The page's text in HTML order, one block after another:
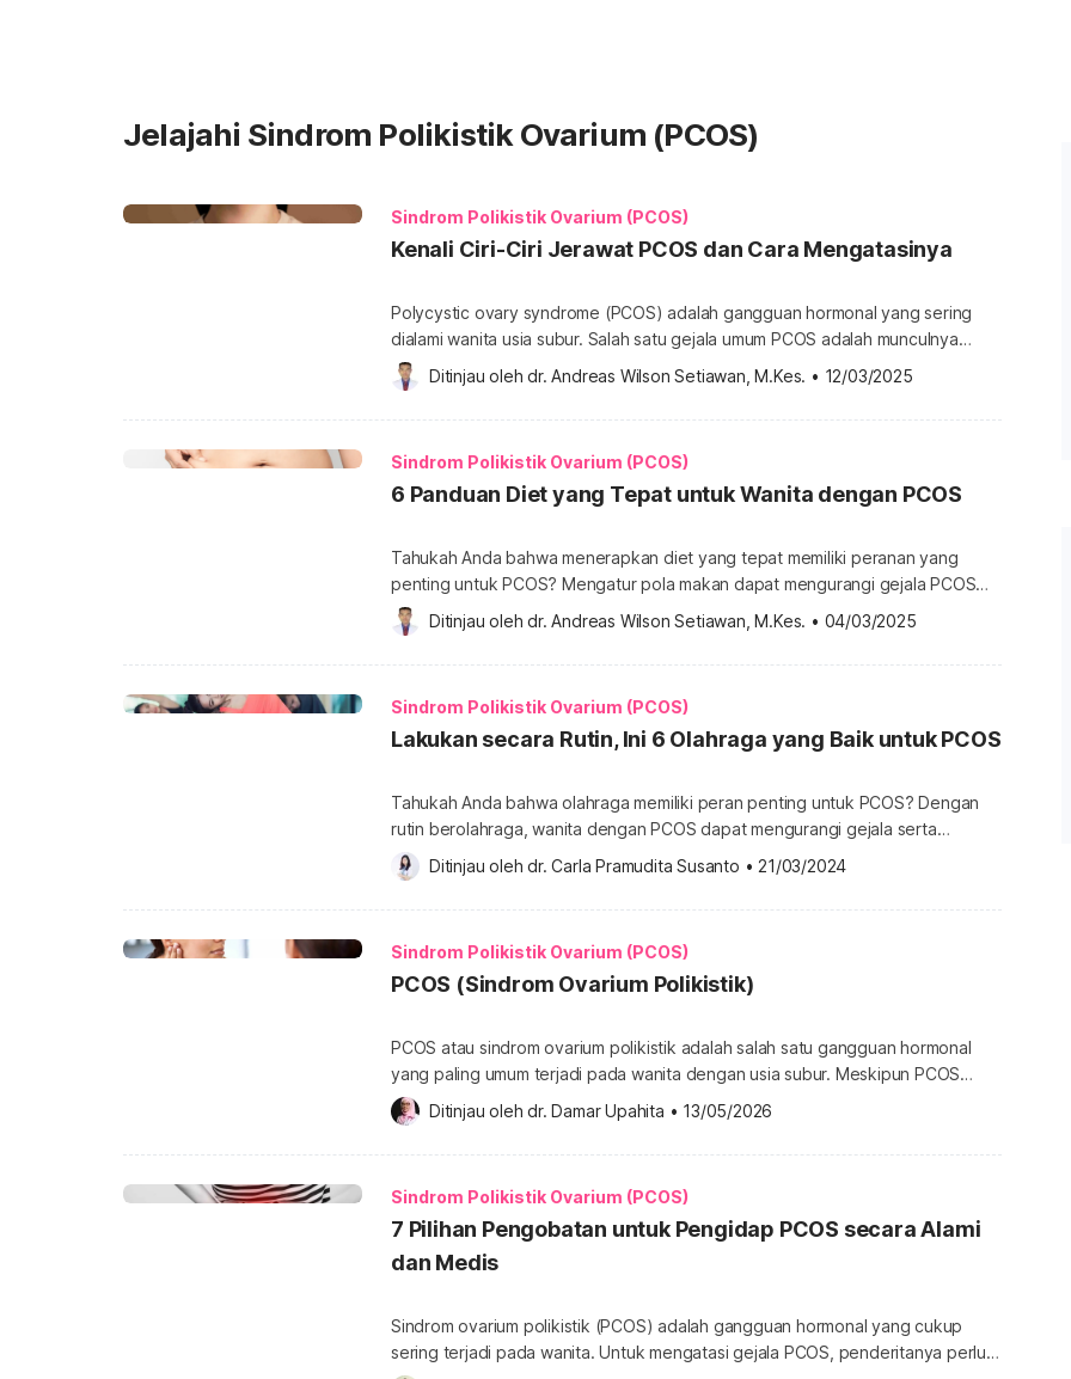
Jelajahi Sindrom Polikistik Ovarium (PCOS)
Sindrom Polikistik Ovarium (PCOS)
Kenali Ciri-Ciri Jerawat PCOS dan Cara Mengatasinya
Polycystic ovary syndrome (PCOS) adalah gangguan hormonal yang sering
dialami wanita usia subur. Salah satu gejala umum PCOS adalah munculnya
jerawat yang sulit diatasi. Jerawat akibat PCOS biasanya lebih parah
dibandingkan jerawat biasa karena dipengaruhi oleh ketidakseimbangan
hormon androgen dalam tubuh. Untuk memahami lebih lanjut, berikut adalah
Ditinjau oleh dr. Andreas Wilson Setiawan, M.Kes. • 12/03/2025
Sindrom Polikistik Ovarium (PCOS)
6 Panduan Diet yang Tepat untuk Wanita dengan PCOS
Tahukah Anda bahwa menerapkan diet yang tepat memiliki peranan yang
penting untuk PCOS? Mengatur pola makan dapat mengurangi gejala PCOS
serta meningkatkan kesehatan secara keseluruhan. Simak panduan diet yang
tepat untuk penderita PCOS berikut. Panduan diet untuk PCOS Sindrom
ovarium polikistik (PCOS) adalah kondisi ketika wanita mengalami peningkatan
masalah […]
Ditinjau oleh dr. Andreas Wilson Setiawan, M.Kes. • 04/03/2025
Sindrom Polikistik Ovarium (PCOS)
Lakukan secara Rutin, Ini 6 Olahraga yang Baik untuk PCOS
Tahukah Anda bahwa olahraga memiliki peran penting untuk PCOS? Dengan
rutin berolahraga, wanita dengan PCOS dapat mengurangi gejala serta
meningkatkan kesehatan secara keseluruhan. Lantas, apa saja olahraga yang
dapat membantu mengatasi sindrom ovarium polikistik atau PCOS ini? Simak
ulasan lengkapnya di bawah ini. Apakah boleh penderita PCOS olahraga?
melakukan […]
Ditinjau oleh dr. Carla Pramudita Susanto • 21/03/2024
Sindrom Polikistik Ovarium (PCOS)
PCOS (Sindrom Ovarium Polikistik)
PCOS atau sindrom ovarium polikistik adalah salah satu gangguan hormonal
yang paling umum terjadi pada wanita dengan usia subur. Meskipun PCOS
seringkali dikaitkan dengan masalah kesuburan, kondisi ini ternyata bisa
berdampak pada kesehatan secara keseluruhan. Update, Mei 2026: PCOS
kini secara global mulai diperkenalkan dengan nama baru, yaitu PMOS atau
Ditinjau oleh dr. Damar Upahita • 13/05/2026
Sindrom Polikistik Ovarium (PCOS)
7 Pilihan Pengobatan untuk Pengidap PCOS secara Alami
dan Medis
Sindrom ovarium polikistik (PCOS) adalah gangguan hormonal yang cukup
sering terjadi pada wanita. Untuk mengatasi gejala PCOS, penderitanya perlu